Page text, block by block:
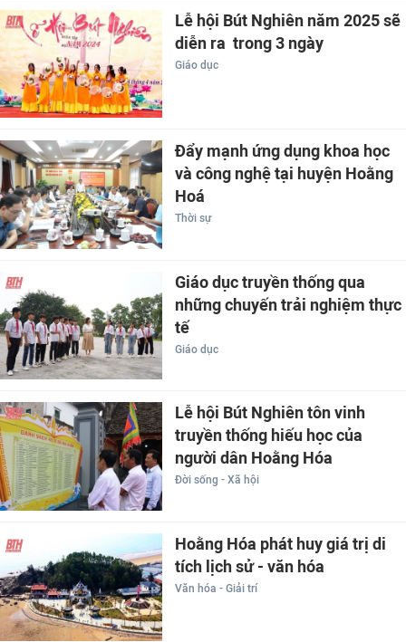
Lễ hội Bút Nghiên năm 2025 sẽ
diễn ra trong 3 ngày
Giáo dục
Đẩy mạnh ứng dụng khoa học
và công nghệ tại huyện Hoằng
Hoá
Thời sự
Giáo dục truyền thống qua
những chuyến trải nghiệm thực
tế
Giáo dục
Lễ hội Bút Nghiên tôn vinh
truyền thống hiếu học của
người dân Hoằng Hóa
Đời sống - Xã hội
Hoằng Hóa phát huy giá trị di
tích lịch sử - văn hóa
Văn hóa - Giải trí